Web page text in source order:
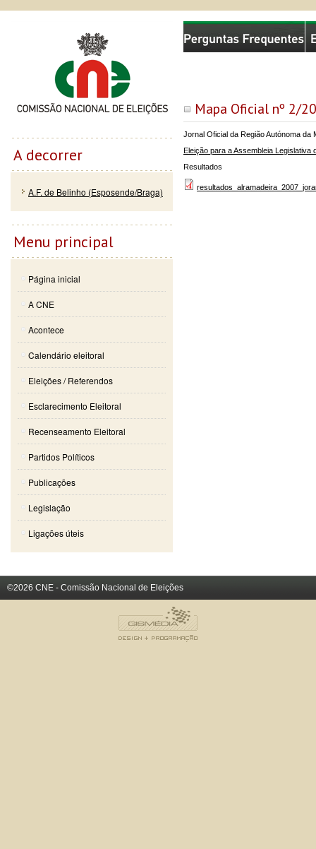
Mapa Oficial nº 2/
Jornal Oficial da Região Autónoma da
Eleição para a Assembleia Legislativa
Resultados
Comissão Nacional de Eleições
A decorrer
A.F. de Belinho (Esposende/Braga)
Menu principal
Página inicial
A CNE
Acontece
Calendário eleitoral
Eleições / Referendos
Esclarecimento Eleitoral
Recenseamento Eleitoral
Partidos Políticos
Publicações
Legislação
Ligações úteis
©2026 CNE - Comissão Nacional de Eleições